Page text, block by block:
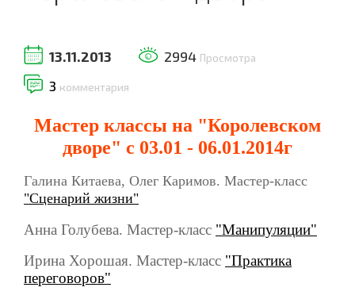
13.11.2013 2994 Просмотра
3 комментария
Мастер классы на "Королевском
дворе" с 03.01 - 06.01.2014г
Галина Китаева, Олег Каримов. Мастер-класс
"Сценарий жизни"
Анна Голубева. Мастер-класс "Манипуляции"
Ирина Хорошая. Мастер-класс "Практика
переговоров"